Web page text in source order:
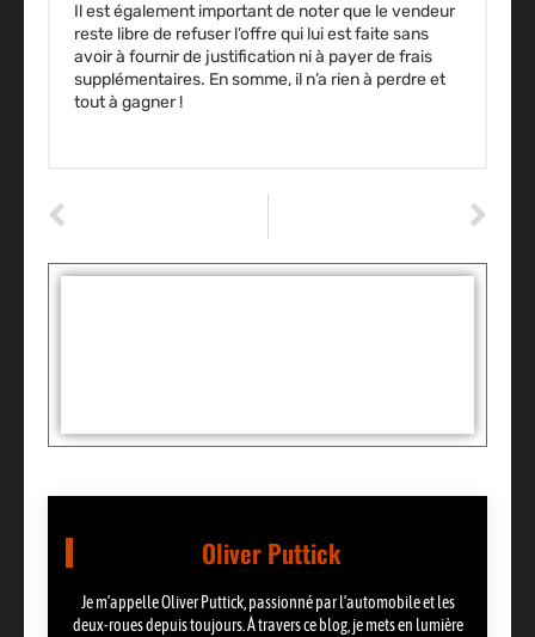
Il est également important de noter que le vendeur
reste libre de refuser l’offre qui lui est faite sans
avoir à fournir de justification ni à payer de frais
supplémentaires. En somme, il n’a rien à perdre et
tout à gagner !
Oliver Puttick
Je m’appelle Oliver Puttick, passionné par l’automobile et les
deux-roues depuis toujours. À travers ce blog, je mets en lumière